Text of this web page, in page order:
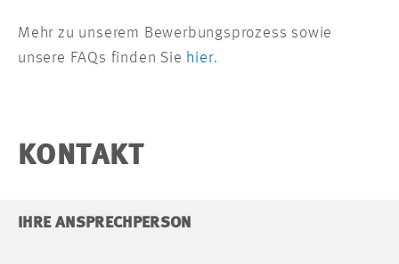
Mehr zu unserem Bewerbungsprozess sowie
unsere FAQs finden Sie hier.
KONTAKT
IHRE ANSPRECHPERSON